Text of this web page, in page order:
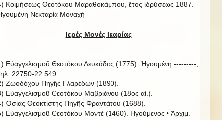
Κοιμήσεως Θεοτόκου Μαραθοκάμπου, ἔτος ἱδρύσεως 1887.
Νεκταρία Μοναχή
Ιερές Μονές Ικαρίας
Εὐαγγελισμοῦ Θεοτόκου Λευκάδος (1775). Ἡγουμένη:---------,
22750-22.549.
Ζωοδόχου Πηγῆς Γλαρέδων (1890).
Εὐαγγελισμοῦ Θεοτόκου Μαβριάνου (18ος αἰ.).
Ὁσίας Θεοκτίστης Πηγῆς Φραντάτου (1688).
Εὐαγγελισμοῦ Θεοτόκου Μοντέ (1460). Ηγούμενος • Ἀρχιμ.